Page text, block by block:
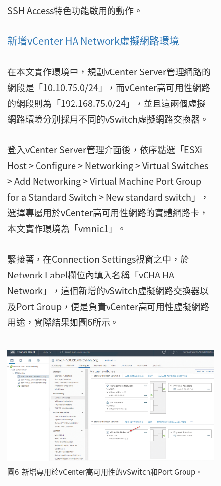
SSH Access特色功能啟用的動作。
新增vCenter HA Network虛擬網路環境
在本文實作環境中，規劃vCenter Server管理網路的
網段是「10.10.75.0/24」，而vCenter高可用性網路
的網段則為「192.168.75.0/24」，並且這兩個虛擬
網路環境分別採用不同的vSwitch虛擬網路交換器。
登入vCenter Server管理介面後，依序點選「ESXi
Host > Configure > Networking > Virtual Switches
> Add Networking > Virtual Machine Port Group
for a Standard Switch > New standard switch」，
選擇專屬用於vCenter高可用性網路的實體網路卡，
本文實作環境為「vmnic1」。
緊接著，在Connection Settings視窗之中，於
Network Label欄位內填入名稱「vCHA HA
Network」，這個新增的vSwitch虛擬網路交換器以
及Port Group，便是負責vCenter高可用性虛擬網路
用途，實際結果如圖6所示。
圖6 新增專用於vCenter高可用性的vSwitch和Port Group。